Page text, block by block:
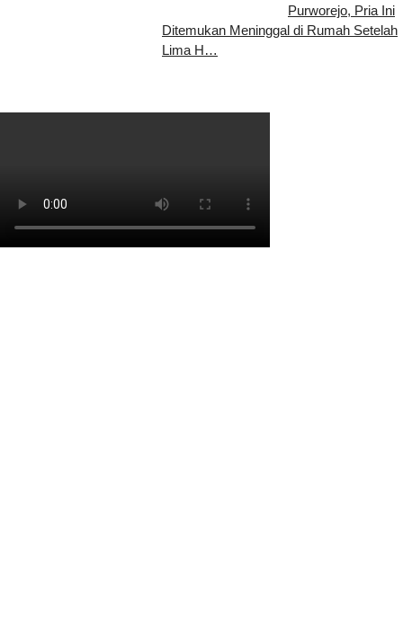
Purworejo, Pria Ini
Ditemukan Meninggal di Rumah Setelah
Lima H…